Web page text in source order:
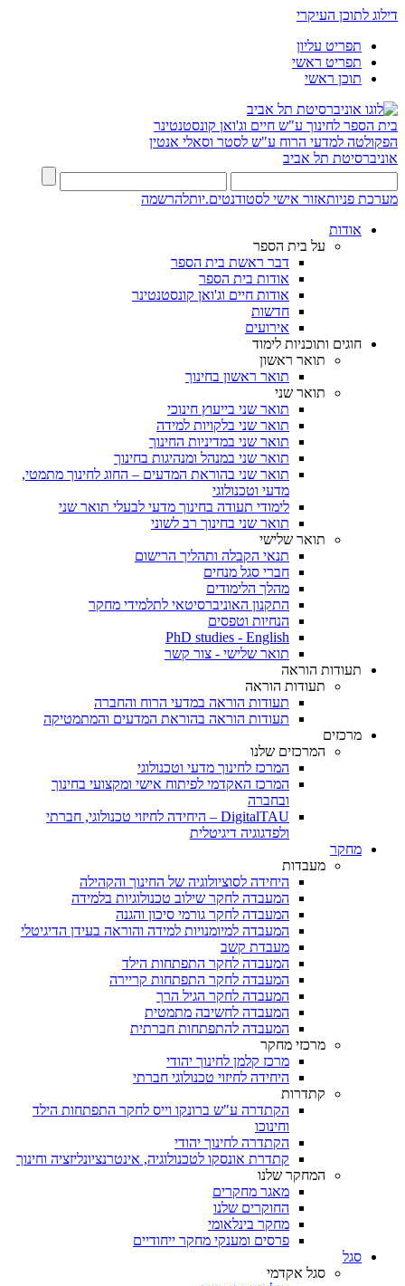
דילוג לתוכן העיקרי
תפריט עליון
תפריט ראשי
תוכן ראשי
בית הספר לחינוך ע"ש חיים וג'ואן קונסטנטינר
הפקולטה למדעי הרוח ע"ש לסטר וסאלי אנטין
אוניברסיטת תל אביב
מערכת פניותאזור אישי לסטודנטים.יותלהרשמה
אודות
על בית הספר
דבר ראשת בית הספר
אודות בית הספר
אודות חיים וג'ואן קונסטנטינר
חדשות
אירועים
חוגים ותוכניות לימוד
תואר ראשון
תואר ראשון בחינוך
תואר שני
תואר שני בייעוץ חינוכי
תואר שני בלקויות למידה
תואר שני במדיניות החינוך
תואר שני במנהל ומנהיגות בחינוך
תואר שני בהוראת המדעים – החוג לחינוך מתמטי,
מדעי וטכנולוגי
לימודי תעודה בחינוך מדעי לבעלי תואר שני
תואר שני בחינוך רב לשוני
תואר שלישי
תנאי הקבלה ותהליך הרישום
חברי סגל מנחים
מהלך הלימודים
התקנון האוניברסיטאי לתלמידי מחקר
הנחיות וטפסים
PhD studies - English
תואר שלישי - צור קשר
תעודות הוראה
תעודות הוראה
תעודות הוראה במדעי הרוח והחברה
תעודות הוראה בהוראת המדעים והמתמטיקה
מרכזים
המרכזים שלנו
המרכז לחינוך מדעי וטכנולוגי
המרכז האקדמי לפיתוח אישי ומקצועי בחינוך
ובחברה
DigitalTAU – היחידה לחיזוי טכנולוגי, חברתי
ולפדגוגיה דיגיטלית
מחקר
מעבדות
היחידה לסוציולוגיה של החינוך והקהילה
המעבדה לחקר שילוב טכנולוגיות בלמידה
המעבדה לחקר גורמי סיכון והגנה
המעבדה למיומנויות למידה והוראה בעידן הדיגיטלי
מעבדת קשב
המעבדה לחקר התפתחות הילד
המעבדה לחקר התפתחות קריירה
המעבדה לחקר הגיל הרך
המעבדה לחשיבה מתמטית
המעבדה להתפתחות חברתית
מרכזי מחקר
מרכז קלמן לחינוך יהודי
היחידה לחיזוי טכנולוגי חברתי
קתדרות
הקתדרה ע"ש ברונקו וייס לחקר התפתחות הילד
וחינוכו
הקתדרה לחינוך יהודי
קתדרת אונסקו לטכנולוגיה, אינטרנציונליזציה וחינוך
המחקר שלנו
מאגר מחקרים
החוקרים שלנו
מחקר בינלאומי
פרסים ומענקי מחקר ייחודיים
סגל
סגל אקדמי